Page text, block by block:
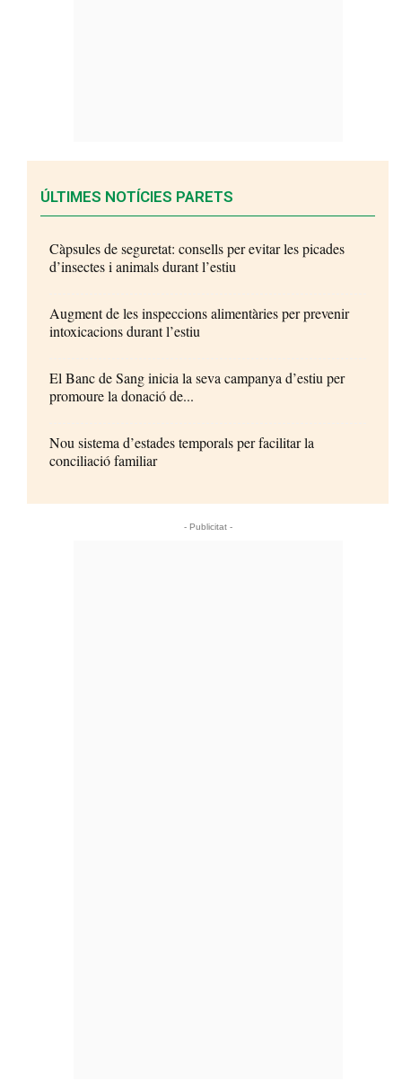
ÚLTIMES NOTÍCIES PARETS
Càpsules de seguretat: consells per evitar les picades
d’insectes i animals durant l’estiu
Augment de les inspeccions alimentàries per prevenir
intoxicacions durant l’estiu
El Banc de Sang inicia la seva campanya d’estiu per
promoure la donació de...
Nou sistema d’estades temporals per facilitar la
conciliació familiar
- Publicitat -